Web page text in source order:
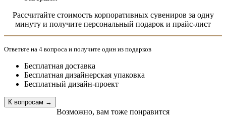
Рассчитайте стоимость корпоративных сувениров за одну
минуту и получите персональный подарок и прайс-лист
Ответьте на 4 вопроса и получите один из подарков
Бесплатная доставка
Бесплатная дизайнерская упаковка
Бесплатный дизайн-проект
Возможно, вам тоже понравится